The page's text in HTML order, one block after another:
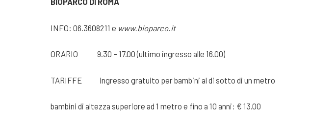
INFO: 06.3608211 e www.bioparco.it
ORARIO 9.30 – 17.00 (ultimo ingresso alle 16.00)
TARIFFE ingresso gratuito per bambini al di sotto di un metro
bambini di altezza superiore ad 1 metro e fino a 10 anni: € 13.00